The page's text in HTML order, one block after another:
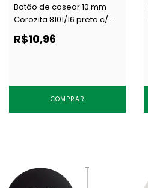
Botão de casear 10 mm
Corozita 8101/16 preto c/
144 un
R$10,96
COMPRAR